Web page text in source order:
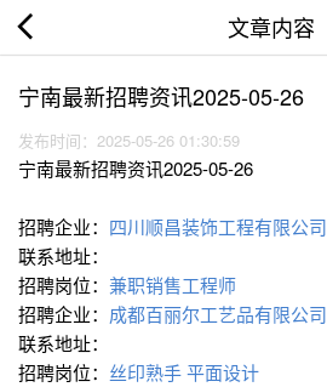
文章内容
宁南最新招聘资讯2025-05-26
发布时间：2025-05-26 01:30:59
宁南最新招聘资讯2025-05-26
招聘企业： 四川顺昌装饰工程有限公司
联系地址：
招聘岗位： 兼职销售工程师
招聘企业： 成都百丽尔工艺品有限公司
联系地址：
招聘岗位： 丝印熟手平面设计